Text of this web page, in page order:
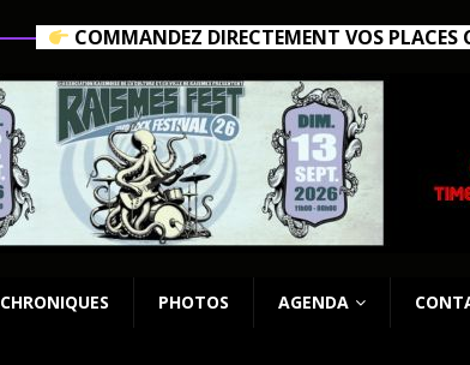
COMMANDEZ DIRECTEMENT VOS
CHRONIQUES PHOTOS AGENDA